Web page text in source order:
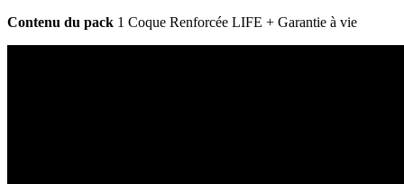
Contenu du pack 1 Coque Renforcée LIFE + Garantie à vie